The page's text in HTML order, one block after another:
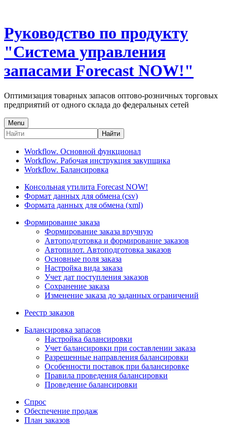
Руководство по продукту
"Система управления
запасами Forecast NOW!"
Оптимизация товарных запасов оптово-розничных торговых
предприятий от одного склада до федеральных сетей
Menu
Найти
Workflow. Основной функционал
Workflow. Рабочая инструкция закупщика
Workflow. Балансировка
Консольная утилита Forecast NOW!
Формат данных для обмена (csv)
Формата данных для обмена (xml)
Формирование заказа
Формирование заказа вручную
Автоподготовка и формирование заказов
Автопилот. Автоподготовка заказов
Основные поля заказа
Настройка вида заказа
Учет дат поступления заказов
Сохранение заказа
Изменение заказа до заданных ограничений
Реестр заказов
Балансировка запасов
Настройка балансировки
Учет балансировки при составлении заказа
Разрешенные направления балансировки
Особенности поставок при балансировке
Правила проведения балансировки
Проведение балансировки
Спрос
Обеспечение продаж
План заказов